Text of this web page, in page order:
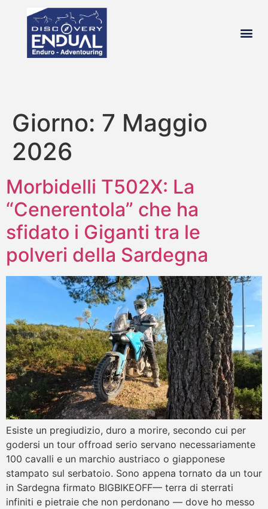
Giorno: 7 Maggio
2026
Morbidelli T502X: La
“Cenerentola” che ha
sfidato i Giganti tra le
polveri della Sardegna
Esiste un pregiudizio, duro a morire, secondo cui per
godersi un tour offroad serio servano necessariamente
100 cavalli e un marchio austriaco o giapponese
stampato sul serbatoio. Sono appena tornato da un tour
in Sardegna firmato BIGBIKEOFF— terra di sterrati
infiniti e pietraie che non perdonano — dove ho messo